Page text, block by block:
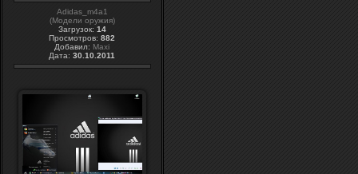
Adidas_m4a1
(Модели оружия)
Загрузок: 14
Просмотров: 882
Добавил: Maxi
Дата: 30.10.2011